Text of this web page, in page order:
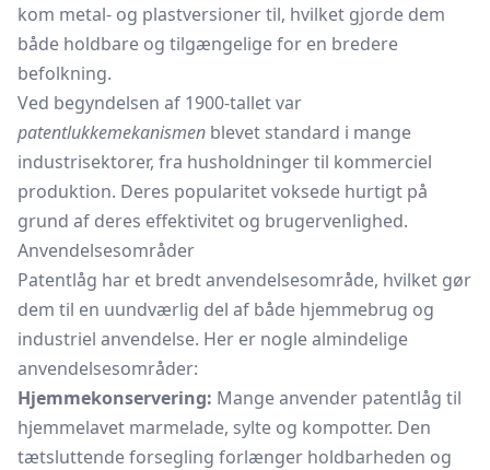
kom metal- og plastversioner til, hvilket gjorde dem
både holdbare og tilgængelige for en bredere
befolkning.
Ved begyndelsen af 1900-tallet var
patentlukkemekanismen blevet standard i mange
industrisektorer, fra husholdninger til kommerciel
produktion. Deres popularitet voksede hurtigt på
grund af deres effektivitet og brugervenlighed.
Anvendelsesområder
Patentlåg har et bredt anvendelsesområde, hvilket gør
dem til en uundværlig del af både hjemmebrug og
industriel anvendelse. Her er nogle almindelige
anvendelsesområder:
Hjemmekonservering: Mange anvender patentlåg til
hjemmelavet marmelade, sylte og kompotter. Den
tætsluttende forsegling forlænger holdbarheden og